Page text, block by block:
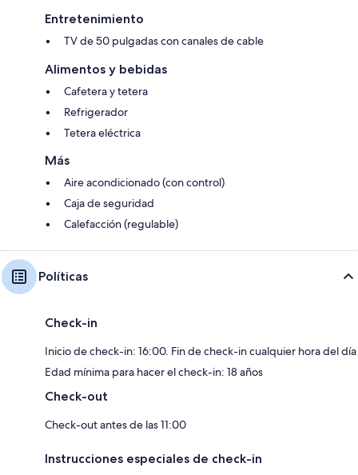
Entretenimiento
TV de 50 pulgadas con canales de cable
Alimentos y bebidas
Cafetera y tetera
Refrigerador
Tetera eléctrica
Más
Aire acondicionado (con control)
Caja de seguridad
Calefacción (regulable)
Políticas
Check-in
Inicio de check-in: 16:00. Fin de check-in cualquier hora del día
Edad mínima para hacer el check-in: 18 años
Check-out
Check-out antes de las 11:00
Instrucciones especiales de check-in